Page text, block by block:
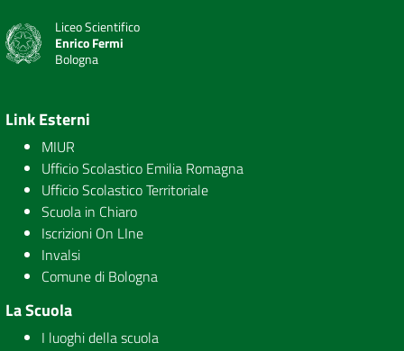
Liceo Scientifico
Enrico Fermi
Bologna
Link Esterni
MIUR
Ufficio Scolastico Emilia Romagna
Ufficio Scolastico Territoriale
Scuola in Chiaro
Iscrizioni On LIne
Invalsi
Comune di Bologna
La Scuola
I luoghi della scuola